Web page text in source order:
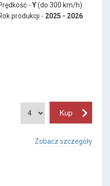
- Y(do 300 km/h)
produkcji - 2025 - 2026
Zobacz szczegóły